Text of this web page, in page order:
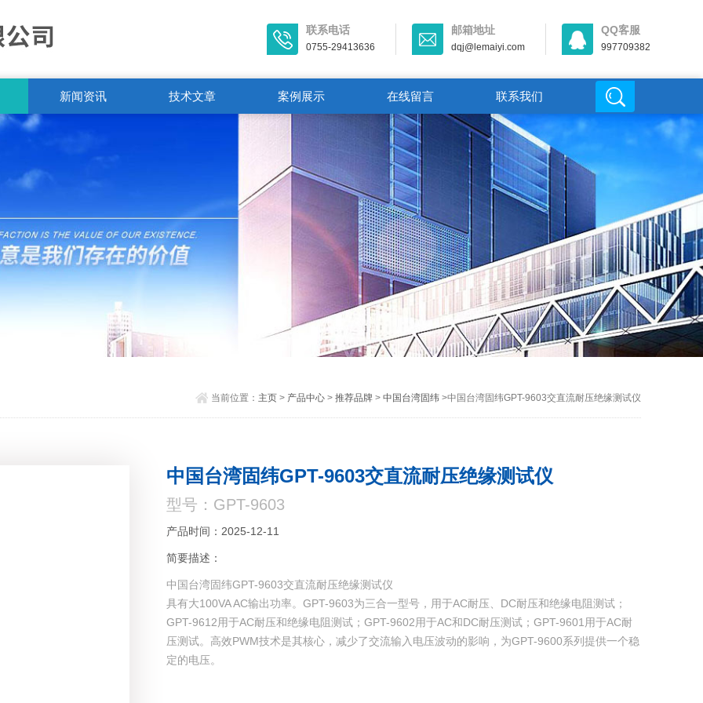
联系电话
0755-29413636
邮箱地址
dqj@lemaiyi.com
QQ客服
997709382
新闻资讯 技术文章 案例展示 在线留言 联系我们
当前位置： 主页> 产品中心> 推荐品牌> 中国台湾固纬>中国台湾固纬GPT-9603交直流耐压绝缘测试仪
中国台湾固纬GPT-9603交直流耐压绝缘测试仪
型号：GPT-9603
产品时间：2025-12-11
简要描述：
中国台湾固纬GPT-9603交直流耐压绝缘测试仪
具有大100VA AC输出功率。GPT-9603为三合一型号，用于AC耐压、DC耐压和绝缘电阻测试；
GPT-9612用于AC耐压和绝缘电阻测试；GPT-9602用于AC和DC耐压测试；GPT-9601用于AC耐
压测试。高效PWM技术是其核心，减少了交流输入电压波动的影响，为GPT-9600系列提供一个稳
定的电压。